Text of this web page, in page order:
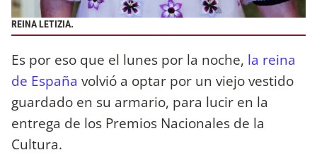
REINA LETIZIA.
Es por eso que el lunes por la noche, la reina
de España volvió a optar por un viejo vestido
guardado en su armario, para lucir en la
entrega de los Premios Nacionales de la
Cultura.